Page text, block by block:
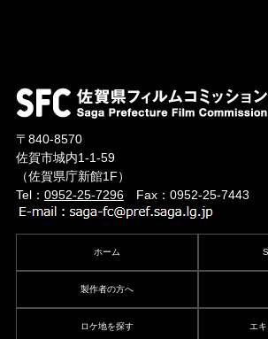
〒840-8570
佐賀市城内1-1-59
（佐賀県庁新館1F）
Tel： 0952-25-7296Fax：0952-25-7443
ホーム
製作者の方へ
ロケ地を探す エ